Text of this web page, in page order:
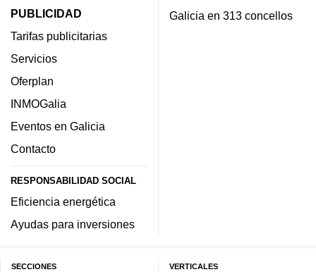
PUBLICIDAD
Tarifas publicitarias
Servicios
Oferplan
INMOGalia
Eventos en Galicia
Contacto
RESPONSABILIDAD SOCIAL
Eficiencia energética
Ayudas para inversiones
Galicia en 313 concellos
SECCIONES VERTICALES